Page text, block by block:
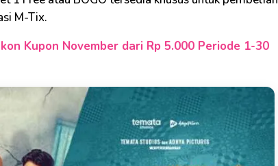
M-Tix.
Kupon November dari Rp 5.000 Periode 1-30